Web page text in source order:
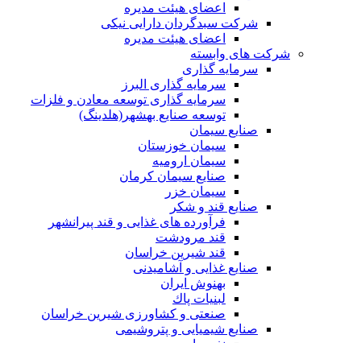
اعضای هیئت مدیره
شرکت سبدگردان دارایی نیکی
اعضای هیئت مدیره
شرکت های وابسته
سرمایه گذاری
سرمایه گذاری البرز
سرمایه گذاری توسعه معادن و فلزات
توسعه‌ صنایع‌ بهشهر(هلدینگ)
صنایع سیمان
سیمان خوزستان
سیمان ارومیه
صنایع سیمان کرمان
سیمان خزر
صنایع قند و شکر
فرآورده های غذایی و قند پیرانشهر
قند مرودشت
قند شیرین خراسان
صنایع غذايی و آشاميدنی
بهنوش ایران
لبنيات پاك
صنعتی و کشاورزی شیرین خراسان
صنایع شیمیایی و پتروشیمی